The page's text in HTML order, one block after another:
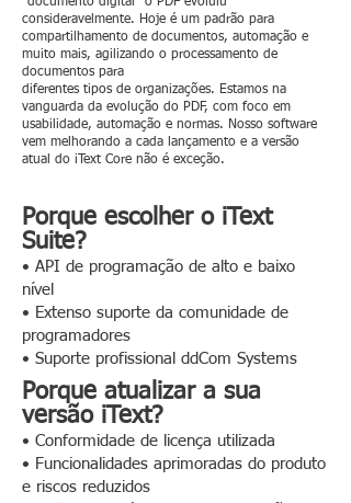
consideravelmente. Hoje é um padrão para
compartilhamento de documentos, automação e
muito mais, agilizando o processamento de
documentos para
diferentes tipos de organizações. Estamos na
vanguarda da evolução do PDF, com foco em
usabilidade, automação e normas. Nosso software
vem melhorando a cada lançamento e a versão
atual do iText Core não é exceção.
Porque escolher o iText
Suite?
• API de programação de alto e baixo
nível
• Extenso suporte da comunidade de
programadores
• Suporte profissional ddCom Systems
Porque atualizar a sua
versão iText?
• Conformidade de licença utilizada
• Funcionalidades aprimoradas do produto
e riscos reduzidos